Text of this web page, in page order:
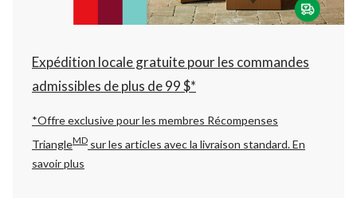
changer
Expédition locale gratuite pour les commandes
admissibles de plus de 99 $*
*Offre exclusive pour les membres Récompenses
TriangleMD sur les articles avec la livraison standard.En
savoir plus